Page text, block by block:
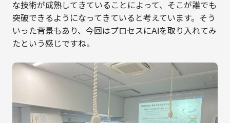
な技術が成熟してきていることによって、そこが誰でも
突破できるようになってきていると考えています。そう
いった背景もあり、今回はプロセスにAIを取り入れてみ
たという感じですね。